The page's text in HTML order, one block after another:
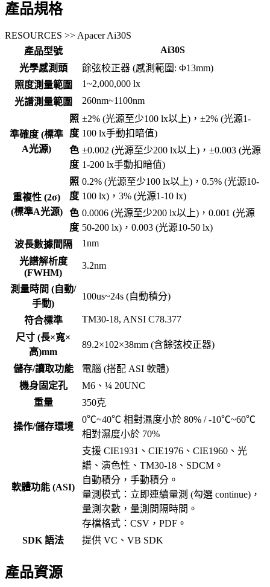
產品規格
RESOURCES >> Apacer Ai30S
產品型號
Ai30S
光學感測頭
餘弦校正器 (感測範圍: Φ13mm)
照度測量範圍
1~2,000,000 lx
光譜測量範圍
260nm~1100nm
準確度 (標準
A光源)
照
度
±2% (光源至少100 lx以上)，±2% (光源1-
100 lx手動扣暗值)
色
度
±0.002 (光源至少200 lx以上)，±0.003 (光源
1-200 lx手動扣暗值)
重複性 (2σ)
(標準A光源)
照
度
0.2% (光源至少100 lx以上)，0.5% (光源10-
100 lx)，3% (光源1-10 lx)
色
度
0.0006 (光源至少200 lx以上)，0.001 (光源
50-200 lx)，0.003 (光源10-50 lx)
波長數據間隔
1nm
光譜解析度
(FWHM)
3.2nm
測量時間 (自動/
手動)
100us~24s (自動積分)
符合標準
TM30-18, ANSI C78.377
尺寸 (長×寬×
高)mm
89.2×102×38mm (含餘弦校正器)
儲存/讀取功能
電腦 (搭配 ASI 軟體)
機身固定孔
M6、¼ 20UNC
重量
350克
操作/儲存環境
0℃~40℃ 相對濕度小於 80% / -10℃~60℃
相對濕度小於 70%
軟體功能 (ASI)
支援 CIE1931、CIE1976、CIE1960、光
譜、演色性、TM30-18、SDCM。
自動積分，手動積分。
量測模式：立即連續量測 (勾選 continue)，
量測次數，量測間隔時間。
存檔格式：CSV，PDF。
SDK 語法
提供 VC、VB SDK
產品資源